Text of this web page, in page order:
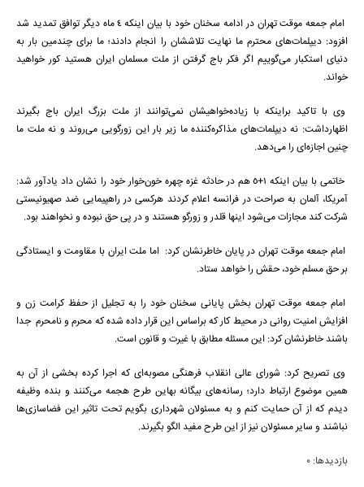
امام جمعه موقت تهران در ادامه سخنان خود با بیان اینکه 4 ماه دیگر توافق تمدید شد
افزود: دیپلمات‌های محترم ما نهایت تلاششان را انجام دادند؛ ما برای چندمین بار به
دنیای استکبار می‌گوییم اگر فکر باج گرفتن از ملت مسلمان ایران هستید کور خواهید
خواند.
وی با تاکید براینکه با زیاده‌خواهیشان نمی‌توانند از ملت بزرگ ایران باج بگیرند
اظهارداشت: نه دیپلمات‌های مذاکره‌کننده ما زیر بار این زورگویی می‌روند و نه ملت ما
چنین اجازه‌ای را می‌دهد.
خاتمی با بیان اینکه 1+5 هم در حادثه غزه چهره خون‌خوار خود را نشان داد یادآور شد:
آمریکا، آلمان به صراحت در فرانسه اعلام کردند هرکسی در راهپیمایی ضد صهیونیستی
شرکت کند مجازات می‌شود اینها قلدر و زورگو هستند و در پی حق نبوده و نخواهند بود.
امام جمعه موقت تهران در پایان خاطرنشان کرد: اما ملت ایران با مقاومت و ایستادگی
بر حق مسلم خود، حقش را خواهد ستاد.
امام جمعه موقت تهران بخش پایانی سخنان خود را به تجلیل از حفظ کرامت زن و
افزایش امنیت روانی در محیط کار که براساس این قرار داده شده که محرم و نامحرم جدا
باشند خاطرنشان کرد: این مسئله مطابق با غیرت و قانون است.
وی تصریح کرد: شورای عالی انقلاب فرهنگی مصوبه‌ای که اجرا کرده بخشی از آن به
همین موضوع ارتباط دارد؛ رسانه‌های بیگانه بهاین طرح هجمه می‌کنند و بنده وظیفه
دیدم که از آن حمایت کنم و به مسئولان شهرداری بگویم تحت تاثیر این فضاسازی‌ها
نباشند و سایر مسئولان نیز از این طرح مفید الگو بگیرند.
بازدیدها: 0